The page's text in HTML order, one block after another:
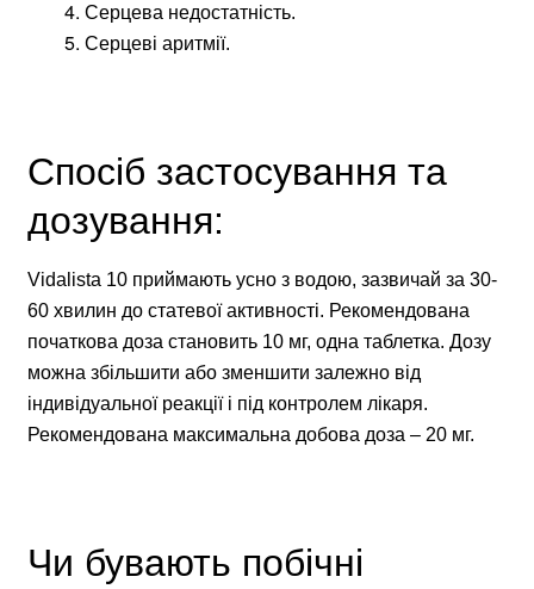
Серцева недостатність.
Серцеві аритмії.
Спосіб застосування та
дозування:
Vidalista 10 приймають усно з водою, зазвичай за 30-
60 хвилин до статевої активності. Рекомендована
початкова доза становить 10 мг, одна таблетка. Дозу
можна збільшити або зменшити залежно від
індивідуальної реакції і під контролем лікаря.
Рекомендована максимальна добова доза – 20 мг.
Чи бувають побічні